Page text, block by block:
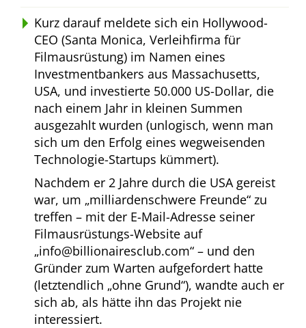
Kurz darauf meldete sich ein Hollywood-
CEO (Santa Monica, Verleihfirma für
Filmausrüstung) im Namen eines
Investmentbankers aus Massachusetts,
USA, und investierte 50.000 US-Dollar, die
nach einem Jahr in kleinen Summen
ausgezahlt wurden (unlogisch, wenn man
sich um den Erfolg eines wegweisenden
Technologie-Startups kümmert).
Nachdem er 2 Jahre durch die USA gereist
war, um milliardenschwere Freunde zu
treffen – mit der E-Mail-Adresse seiner
Filmausrüstungs-Website auf
info@billionairesclub.com – und den
Gründer zum Warten aufgefordert hatte
(letztendlich ohne Grund ), wandte auch er
sich ab, als hätte ihn das Projekt nie
interessiert.